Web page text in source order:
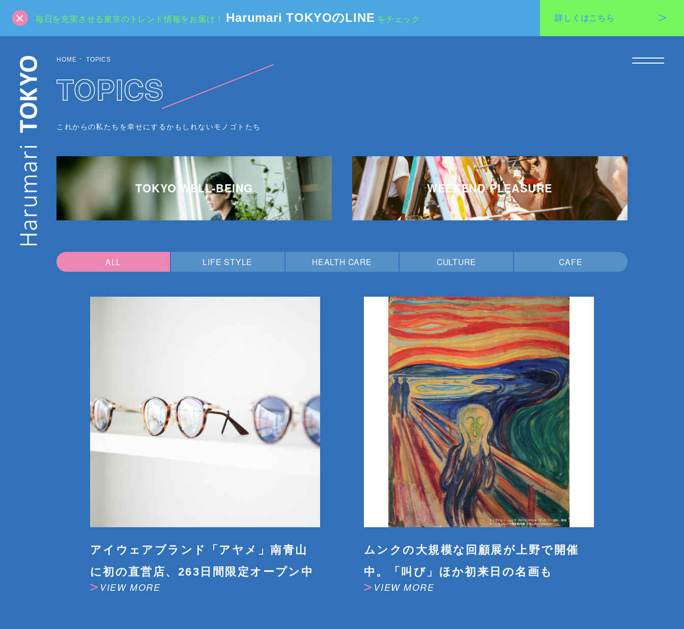
毎日を充実させる東京のトレンド情報をお届け！ Harumari TOKYOのLINE をチェック 詳しくはこちら
HOME TOPICS
TOPICS
これからの私たちを幸せにするかもしれないモノゴトたち
TOKYO WELL-BEING WEEKEND PLEASURE
ALL LIFE STYLE HEALTH CARE CULTURE CAFE
アイウェアブランド「アヤメ」南青山
に初の直営店、263日間限定オープン中
VIEW MORE
ムンクの大規模な回顧展が上野で開催
中。「叫び」ほか初来日の名画も
VIEW MORE